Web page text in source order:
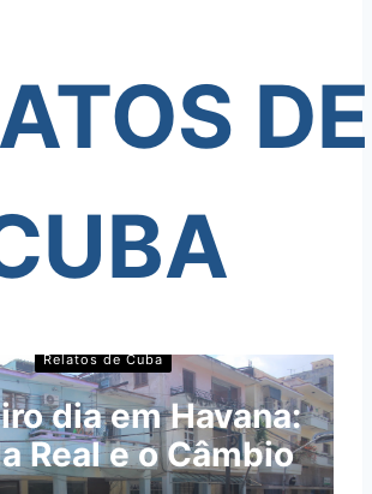
DE
Relatos de Cuba
dia em Havana:
Real e o Câmbio